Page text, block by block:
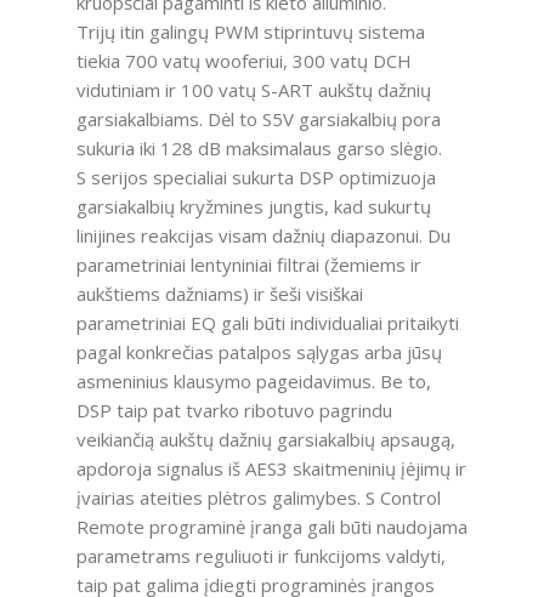
Trijų itin galingų PWM stiprintuvų sistema
tiekia 700 vatų wooferiui, 300 vatų DCH
vidutiniam ir 100 vatų S-ART aukštų dažnių
garsiakalbiams. Dėl to S5V garsiakalbių pora
sukuria iki 128 dB maksimalaus garso slėgio.
S serijos specialiai sukurta DSP optimizuoja
garsiakalbių kryžmines jungtis, kad sukurtų
linijines reakcijas visam dažnių diapazonui. Du
parametriniai lentyniniai filtrai (žemiems ir
aukštiems dažniams) ir šeši visiškai
parametriniai EQ gali būti individualiai pritaikyti
pagal konkrečias patalpos sąlygas arba jūsų
asmeninius klausymo pageidavimus. Be to,
DSP taip pat tvarko ribotuvo pagrindu
veikiančią aukštų dažnių garsiakalbių apsaugą,
apdoroja signalus iš AES3 skaitmeninių įėjimų ir
įvairias ateities plėtros galimybes. S Control
Remote programinė įranga gali būti naudojama
parametrams reguliuoti ir funkcijoms valdyti,
taip pat galima įdiegti programinės įrangos